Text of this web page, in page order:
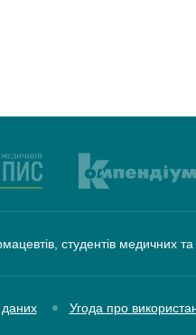
студентів медичних
даних Угода про